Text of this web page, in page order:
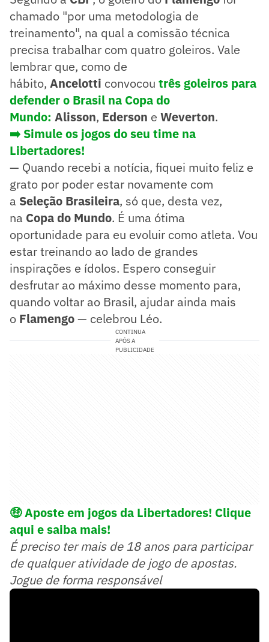
chamado "por uma metodologia de
treinamento", na qual a comissão técnica
precisa trabalhar com quatro goleiros. Vale
lembrar que, como de
hábito, Ancelotti convocou três goleiros para
defender o Brasil na Copa do
Mundo: Alisson, Ederson e Weverton.
➡️ Simule os jogos do seu time na
Libertadores!
— Quando recebi a notícia, fiquei muito feliz e
grato por poder estar novamente com
a Seleção Brasileira, só que, desta vez,
na Copa do Mundo. É uma ótima
oportunidade para eu evoluir como atleta. Vou
estar treinando ao lado de grandes
inspirações e ídolos. Espero conseguir
desfrutar ao máximo desse momento para,
quando voltar ao Brasil, ajudar ainda mais
o Flamengo— celebrou Léo.
CONTINUA
APÓS A
PUBLICIDADE
🤑Aposte em jogos da Libertadores! Clique
aqui e saiba mais!
É preciso ter mais de 18 anos para participar
de qualquer atividade de jogo de apostas.
Jogue de forma responsável